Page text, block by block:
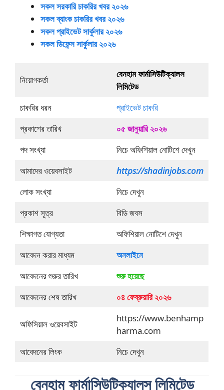
সকল সরকারি চাকরির খবর ২০২৬
সকল ব্যাংক চাকরির খবর ২০২৬
সকল প্রাইভেট সার্কুলার ২০২৬
সকল ডিফেন্স সার্কুলার ২০২৬
নিয়োগকর্তা
বেনহাম ফার্মাসিউটিক্যালস
লিমিটেড
চাকরির ধরন
প্রাইভেট চাকরি
প্রকাশের তারিখ
০৫ জানুয়ারি ২০২৬
পদ সংখ্যা
নিচে অফিশিয়াল নোটিশে দেখুন
আমাদের ওয়েবসাইট
https://shadinjobs.com
লোক সংখ্যা
নিচে দেখুন
প্রকাশ সূত্র
বিডি জবস
শিক্ষাগত যোগ্যতা
অফিশিয়াল নোটিশে দেখুন
আবেদন করার মাধ্যম
অনলাইনে
আবেদনের শুরুর তারিখ
শুরু হয়েছে
আবেদনের শেষ তারিখ
০৪ ফেব্রুয়ারি ২০২৬
অফিসিয়াল ওয়েবসাইট
https://www.benhamp
harma.com
আবেদনের লিংক
নিচে দেখুন
বেনহাম ফার্মাসিউটিক্যালস লিমিটেড